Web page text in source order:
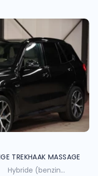
TREKHAAK MASSAGE
Hybride (benzin...